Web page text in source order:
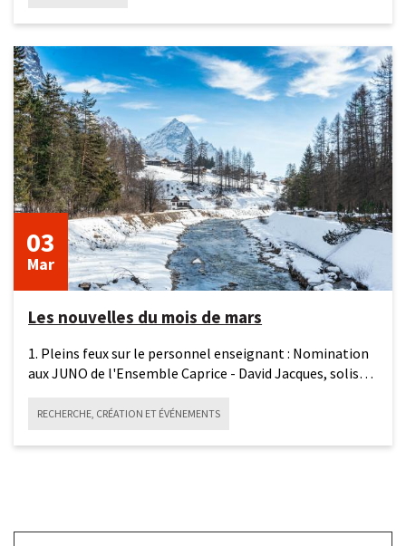
Les nouvelles du mois de mars
3
mars
2026
1. Pleins feux sur le personnel enseignant : Nomination
aux JUNO de l'Ensemble Caprice - David Jacques, soliste
03
Mar
RECHERCHE, CRÉATION ET ÉVÉNEMENTS